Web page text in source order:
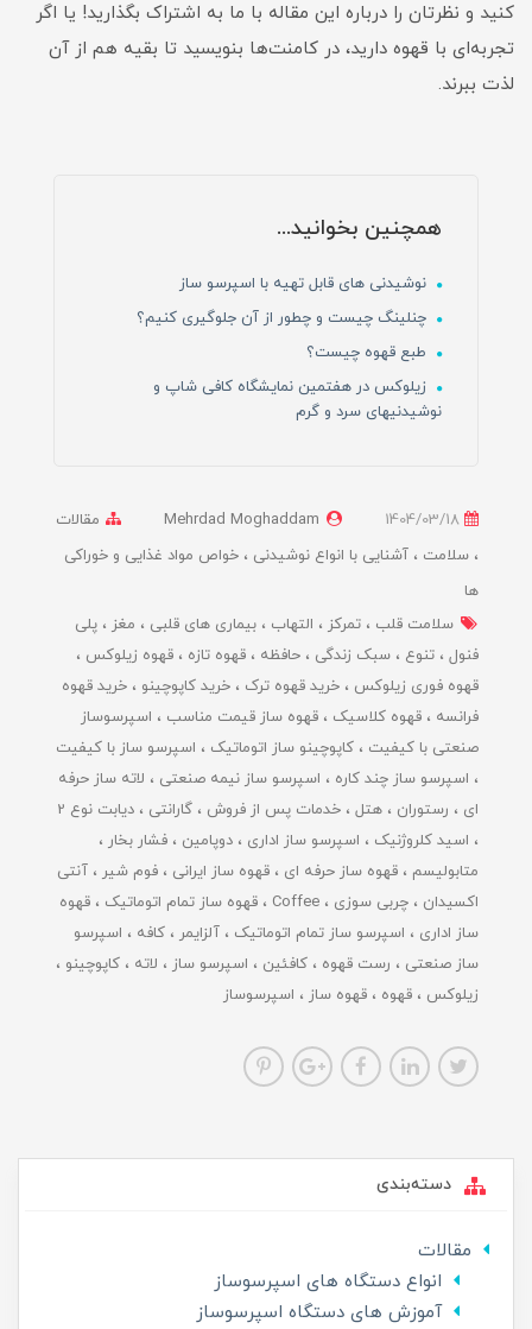
کنید و نظرتان را درباره این مقاله با ما به اشتراک بگذارید! یا اگر
تجربه‌ای با قهوه دارید، در کامنت‌ها بنویسید تا بقیه هم از آن
لذت ببرند.
همچنین بخوانید...
نوشیدنی های قابل تهیه با اسپرسو ساز
چنلینگ چیست و چطور از آن جلوگیری کنیم؟
طبع قهوه چیست؟
زیلوکس در هفتمین نمایشگاه کافی شاپ و
نوشیدنیهای سرد و گرم
Mehrdad Moghaddam
مقالات
سلامت
آشنایی با انواع نوشیدنی
خواص مواد غذایی و خوراکی
ها
سلامت قلب
تمرکز التهاب بیماری های قلبی مغز
پلی
فنول
تنوع سبک زندگی حافظه قهوه تازه
قهوه زیلوکس
قهوه فوری زیلوکس
خرید قهوه ترک خرید کاپوچینو
خرید قهوه
فرانسه
قهوه کلاسیک قهوه ساز قیمت مناسب
اسپرسوساز
صنعتی با کیفیت
کاپوچینو ساز اتوماتیک
اسپرسو ساز با کیفیت
اسپرسو ساز چند کاره
اسپرسو ساز نیمه صنعتی
لاته ساز حرفه
ای
رستوران هتل خدمات پس از فروش گارانتی
دیابت نوع 2
اسید کلروژنیک
اسپرسو ساز اداری دوپامین
فشار بخار
متابولیسم
قهوه ساز حرفه ای قهوه ساز ایرانی فوم شیر
آنتی
اکسیدان
چربی سوزی Coffee قهوه ساز تمام اتوماتیک
قهوه
ساز اداری
اسپرسو ساز تمام اتوماتیک آلزایمر کافه
اسپرسو
ساز صنعتی
رست قهوه کافئین اسپرسو ساز لاته
کاپوچینو
زیلوکس
قهوه قهوه ساز اسپرسوساز
دسته‌بندی
مقالات
انواع دستگاه های اسپرسوساز
آموزش های دستگاه اسپرسوساز